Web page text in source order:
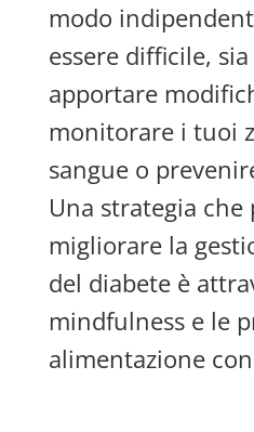
modo
essere difficile,
apportare
monitorare i tuoi
sangue o
Una strategia
migliorare la
del diabete è
mindfulness e le
alimentazione